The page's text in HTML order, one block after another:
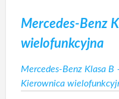
Mercedes-Benz
wielofunkcyjna
Mercedes-Benz Klasa B
Kierownica